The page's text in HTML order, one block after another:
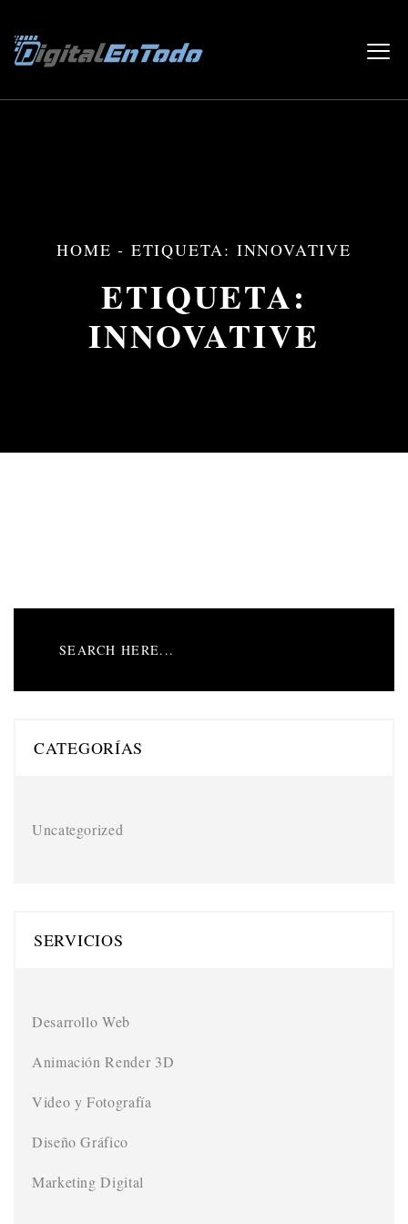
HOME - ETIQUETA: INNOVATIVE
ETIQUETA:
INNOVATIVE
CATEGORÍAS
Uncategorized
SERVICIOS
Desarrollo Web
Animación Render 3D
Video y Fotografía
Diseño Gráfico
Marketing Digital